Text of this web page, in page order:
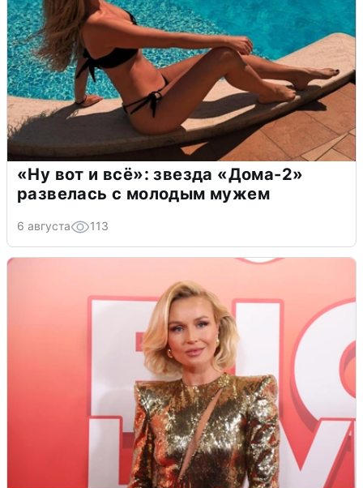
«Ну вот и всё»: звезда «Дома-2»
развелась с молодым мужем
6 августа 113